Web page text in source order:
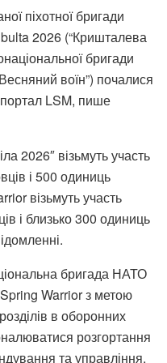
піхотної бригади
2026 (“Кришталева
бригади
воїн”) почалися
портал LSM, пише
2026″ візьмуть участь
і 500 одиниць
візьмуть участь
і близько 300 одиниць
бригада НАТО
Spring Warrior з метою
в оборонних
розгортання
та управління,